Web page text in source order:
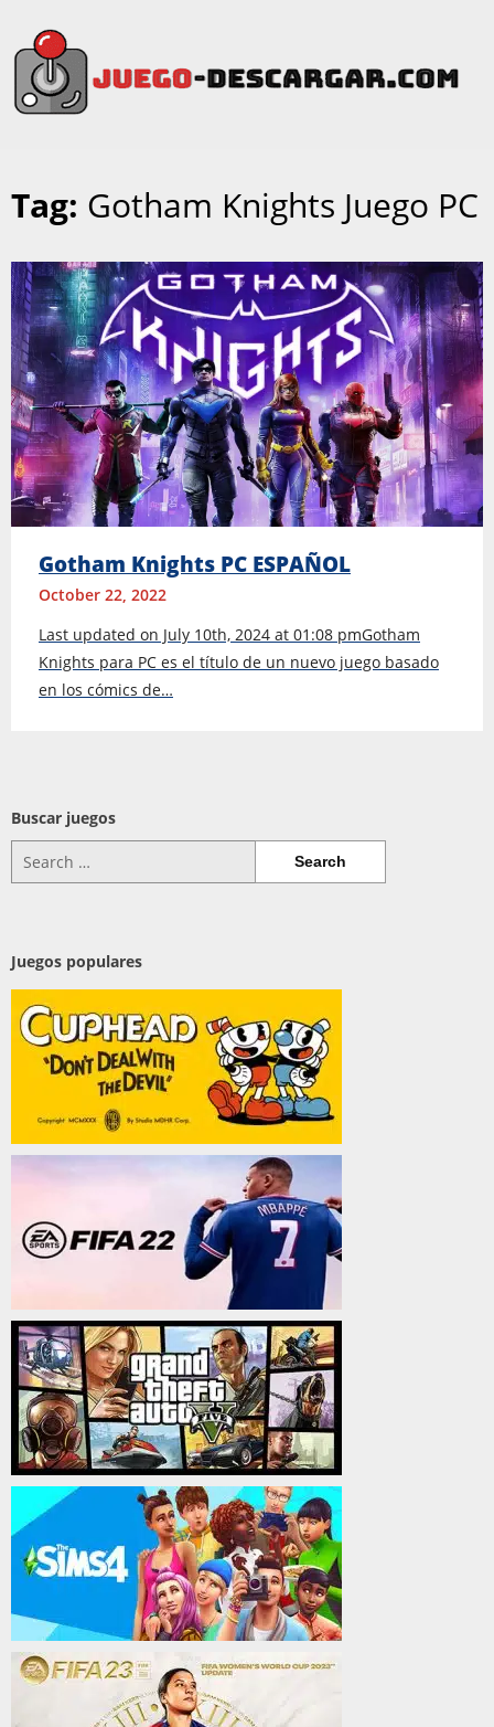
Tag: Gotham Knights Juego PC
Gotham Knights PC ESPAÑOL
October 22, 2022
Last updated on July 10th, 2024 at 01:08 pmGotham
Knights para PC es el título de un nuevo juego basado
en los cómics de…
Buscar juegos
for:
Juegos populares